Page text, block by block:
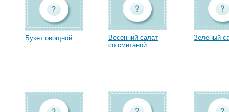
Букет овощной
Весенний салат
со сметаной
Зеленый